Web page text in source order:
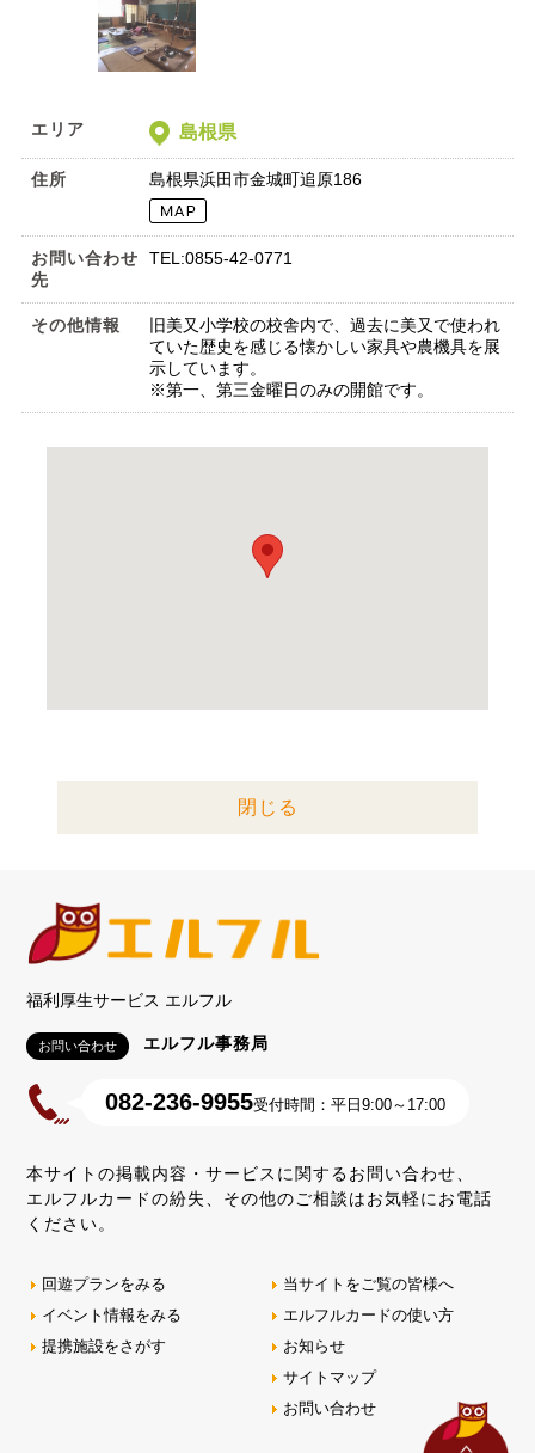
エリア 島根県
住所 島根県浜田市金城町追原186
お問い合わせ
先
TEL:0855-42-0771
その他情報
旧美又小学校の校舎内で、過去に美又で使われ
ていた歴史を感じる懐かしい家具や農機具を展
示しています。
※第一、第三金曜日のみの開館です。
閉じる
福利厚生サービス エルフル
お問い合わせ エルフル事務局
082-236-9955受付時間：平日9:00～17:00
本サイトの掲載内容・サービスに関するお問い合わせ、
エルフルカードの紛失、その他のご相談はお気軽にお電話
ください。
回遊プランをみる
イベント情報をみる
提携施設をさがす
当サイトをご覧の皆様へ
エルフルカードの使い方
お知らせ
サイトマップ
お問い合わせ